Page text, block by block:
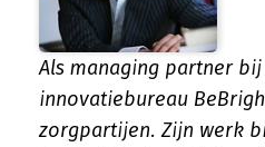
Als managing partner
innovatiebureau
zorgpartijen. Zijn werk